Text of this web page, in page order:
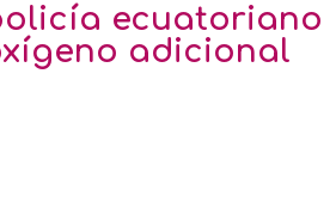
ecuatoriano
adicional